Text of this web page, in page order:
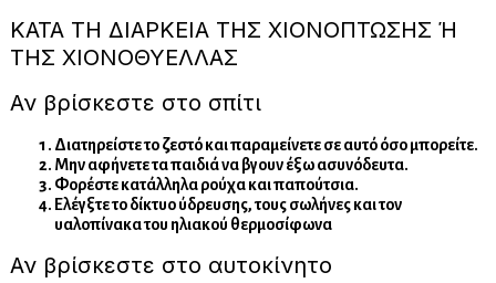
ΚΑΤΑ ΤΗ ΔΙΑΡΚΕΙΑ ΤΗΣ ΧΙΟΝΟΠΤΩΣΗΣ Ή
ΤΗΣ ΧΙΟΝΟΘΥΕΛΛΑΣ
Αν βρίσκεστε στο σπίτι
Διατηρείστε το ζεστό και παραμείνετε σε αυτό όσο μπορείτε.
Μην αφήνετε τα παιδιά να βγουν έξω ασυνόδευτα.
Φορέστε κατάλληλα ρούχα και παπούτσια.
Ελέγξτε το δίκτυο ύδρευσης, τους σωλήνες και τον
υαλοπίνακα του ηλιακού θερμοσίφωνα
Αν βρίσκεστε στο αυτοκίνητο